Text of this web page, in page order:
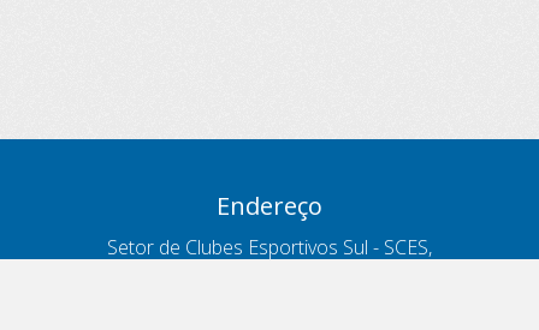
Endereço
Setor de Clubes Esportivos Sul - SCES,